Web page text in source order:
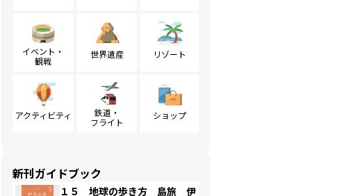
イベント・
観戦
世界遺産 リゾート
アクティビティ
鉄道・
フライト
ショップ
新刊ガイドブック
１５ 地球の歩き方 島旅 伊